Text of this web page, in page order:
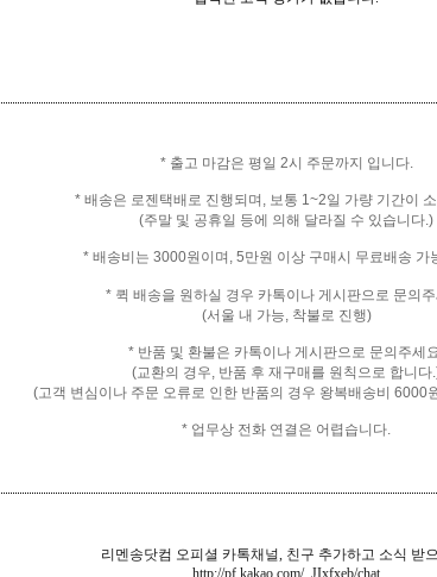
* 출고 마감은 평일 2시 주문까지 입니다.
* 배송은 로젠택배로 진행되며, 보통 1~2일 가량 기간이
(주말 및 공휴일 등에 의해 달라질 수 있습니다.)
* 배송비는 3000원이며, 5만원 이상 구매시 무료배송 가
* 퀵 배송을 원하실 경우 카톡이나 게시판으로 문의
(서울 내 가능, 착불로 진행)
* 반품 및 환불은 카톡이나 게시판으로 문의주세
(교환의 경우, 반품 후 재구매를 원칙으로 합니다
(고객 변심이나 주문 오류로 인한 반품의 경우 왕복배송비 6000
* 업무상 전화 연결은 어렵습니다.
리멘송닷컴 오피셜 카톡채널, 친구 추가하고 소식 받
http://pf.kakao.com/_JIxfxeb/chat